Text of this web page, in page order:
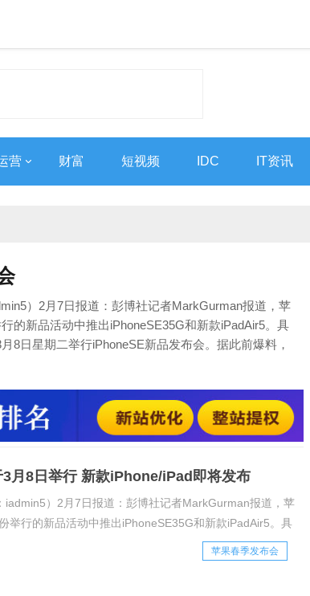
营 财富 短视频 IDC IT资讯
）2月7日报道：彭博社记者MarkGurman报道，苹
的新品活动中推出iPhoneSE35G和新款iPadAir5。具
8日星期二举行iPhoneSE新品发布会。据此前爆料，
年iPhoneSE2版本（基于iPhone8），但它将采用
月8日举行 新款iPhone/iPad即将发布
iadmin5）2月7日报道：彭博社记者MarkGurman报道，苹
举行的新品活动中推出iPhoneSE35G和新款iPadAir5。具
在3月8日星期二举行iPhoneSE新品发布会。据此前爆料，
苹果春季发布会